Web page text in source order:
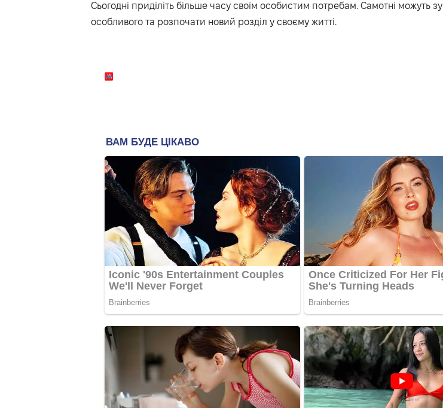
Сьогодні приділіть більше часу своїм особистим потребам. Самотні можуть
особливого та розпочати новий розділ у своєму житті.